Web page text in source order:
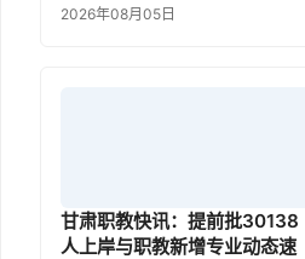
2026年08月05日
甘肃职教快讯：提前批30138
人上岸与职教新增专业动态速